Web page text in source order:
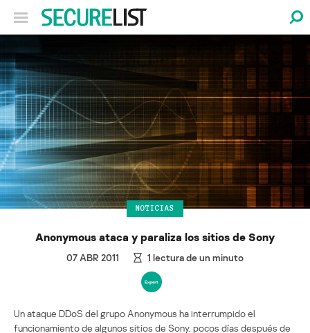
NOTICIAS
Anonymous ataca y paraliza los sitios de Sony
07 ABR 2011 1 lectura de un minuto
Un ataque DDoS del grupo Anonymous ha interrumpido el
funcionamiento de algunos sitios de Sony, pocos días después de